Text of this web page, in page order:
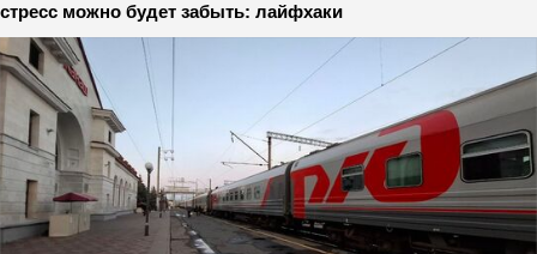
стресс можно будет забыть: лайфхаки